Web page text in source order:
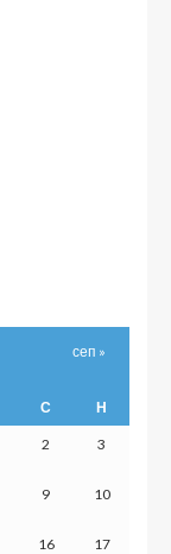
С Н
2 3
9 10
16 17
сеп »